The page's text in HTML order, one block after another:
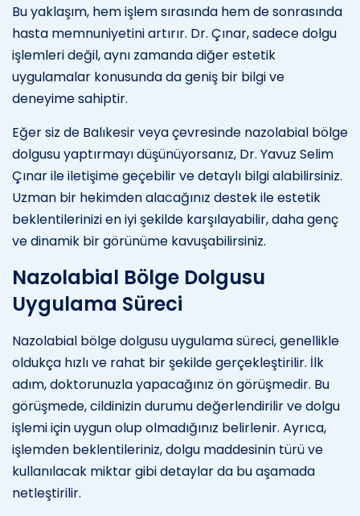
Bu yaklaşım, hem işlem sırasında hem de sonrasında
hasta memnuniyetini artırır. Dr. Çınar, sadece dolgu
işlemleri değil, aynı zamanda diğer estetik
uygulamalar konusunda da geniş bir bilgi ve
deneyime sahiptir.
Eğer siz de Balıkesir veya çevresinde nazolabial bölge
dolgusu yaptırmayı düşünüyorsanız, Dr. Yavuz Selim
Çınar ile iletişime geçebilir ve detaylı bilgi alabilirsiniz.
Uzman bir hekimden alacağınız destek ile estetik
beklentilerinizi en iyi şekilde karşılayabilir, daha genç
ve dinamik bir görünüme kavuşabilirsiniz.
Nazolabial Bölge Dolgusu
Uygulama Süreci
Nazolabial bölge dolgusu uygulama süreci, genellikle
oldukça hızlı ve rahat bir şekilde gerçekleştirilir. İlk
adım, doktorunuzla yapacağınız ön görüşmedir. Bu
görüşmede, cildinizin durumu değerlendirilir ve dolgu
işlemi için uygun olup olmadığınız belirlenir. Ayrıca,
işlemden beklentileriniz, dolgu maddesinin türü ve
kullanılacak miktar gibi detaylar da bu aşamada
netleştirilir.